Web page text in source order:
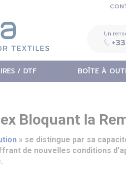
Un
/ DTF BOÎTE À
Bloquant la
» se distingue par sa
de nouvelles conditions